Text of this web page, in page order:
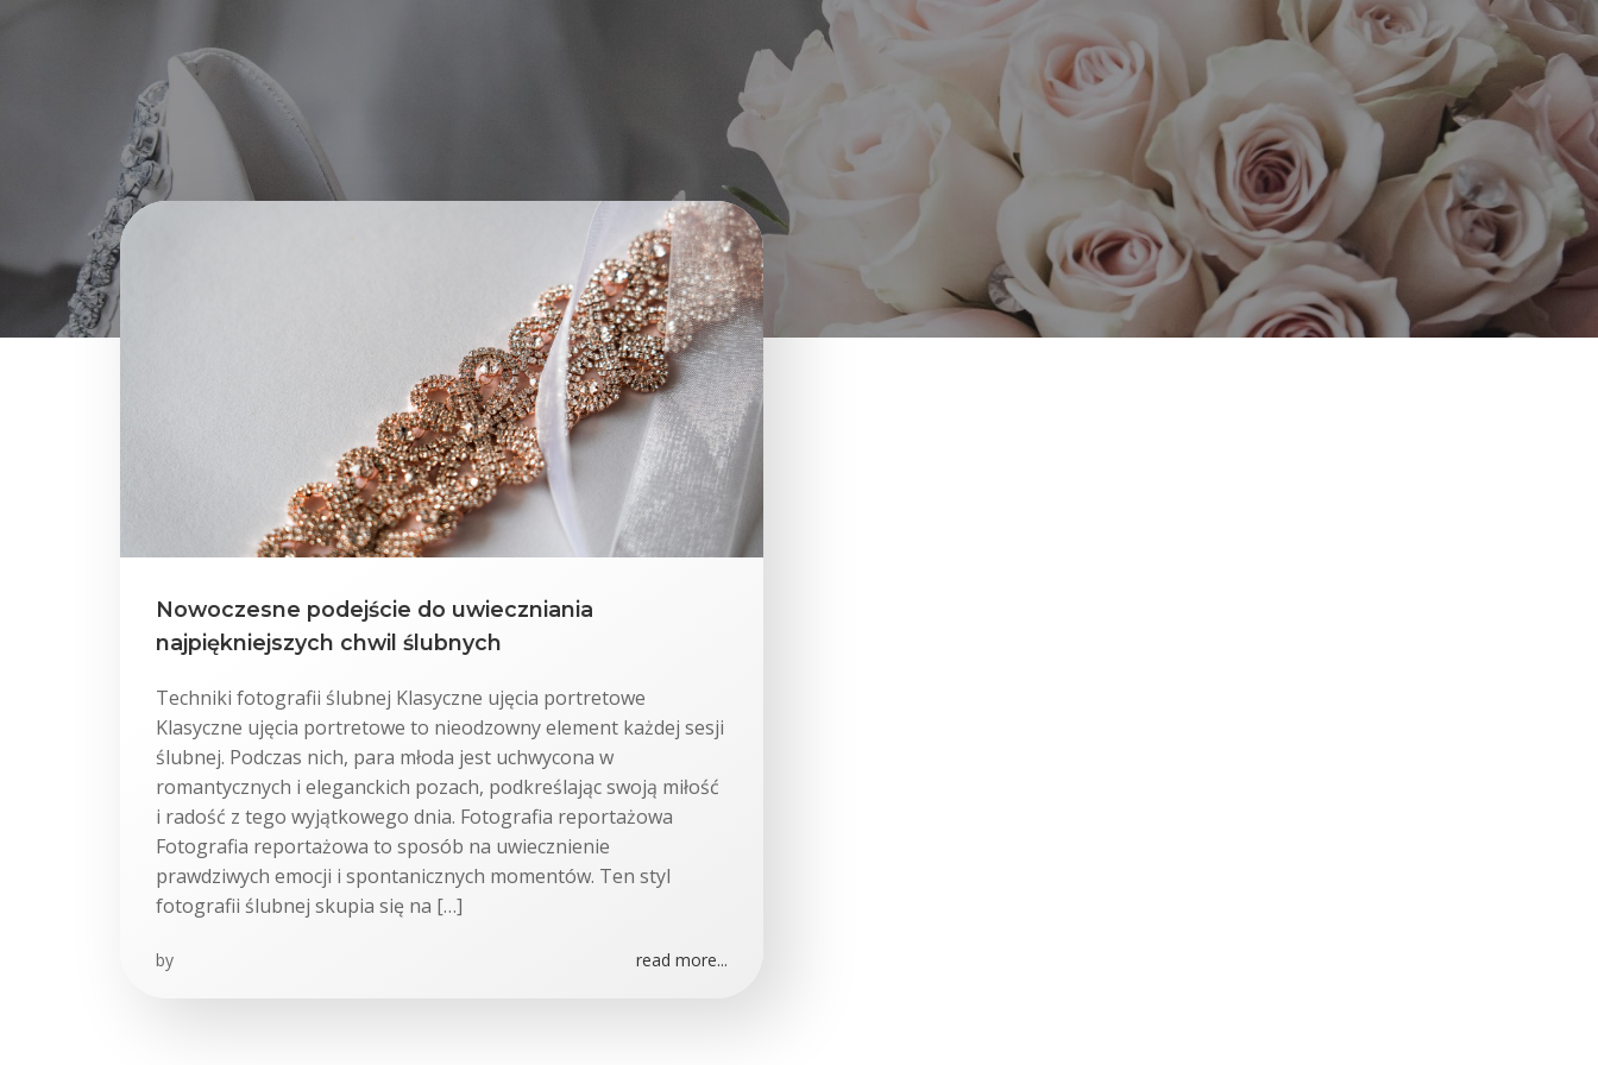
Nowoczesne podejście do uwieczniania
najpiękniejszych chwil ślubnych
Techniki fotografii ślubnej Klasyczne ujęcia portretowe
Klasyczne ujęcia portretowe to nieodzowny element każdej sesji
ślubnej. Podczas nich, para młoda jest uchwycona w
romantycznych i eleganckich pozach, podkreślając swoją miłość
i radość z tego wyjątkowego dnia. Fotografia reportażowa
Fotografia reportażowa to sposób na uwiecznienie
prawdziwych emocji i spontanicznych momentów. Ten styl
fotografii ślubnej skupia się na […]
by read more...